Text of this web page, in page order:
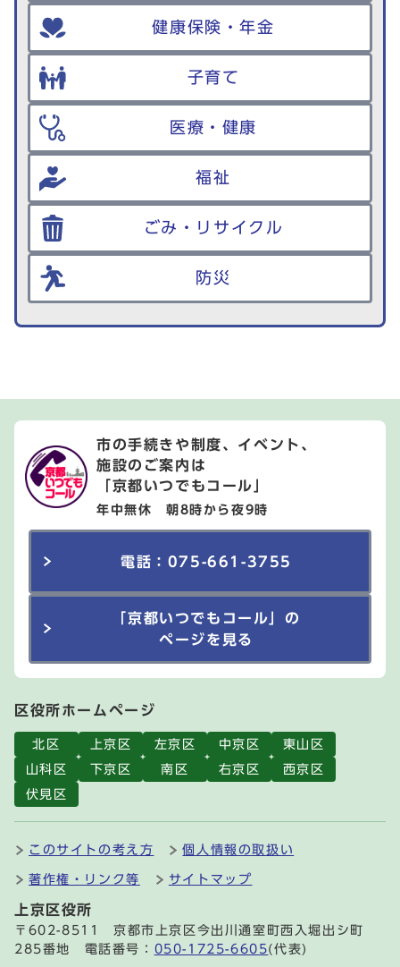
健康保険・年金
子育て
医療・健康
福祉
ごみ・リサイクル
防災
市の手続きや制度、イベント、
施設のご案内は
「京都いつでもコール」
年中無休 朝8時から夜9時
電話：075-661-3755
「京都いつでもコール」の
ページを見る
区役所ホームページ
北区 上京区 左京区 中京区
東山区
山科区
下京区 南区 右京区
西京区
伏見区
このサイトの考え方 個人情報の取扱い
著作権・リンク等 サイトマップ
上京区役所
〒602-8511 京都市上京区今出川通室町西入堀出シ町
285番地 電話番号： 050-1725-6605(代表)